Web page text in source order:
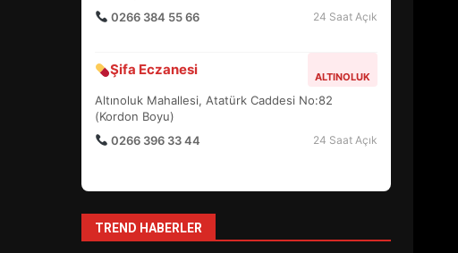
0266 384 55 66
24 Saat Açık
Şifa Eczanesi ALTINOLUK
Altınoluk Mahallesi, Atatürk Caddesi No:82
(Kordon Boyu)
0266 396 33 44
24 Saat Açık
TREND HABERLER
7
BURHANİYE
BELEDİYESPOR’DA YENİ
YÖNETİM NASIL ŞEKİLLENDİ?
1
HAREKETE GEÇİYOR: GÖZLER